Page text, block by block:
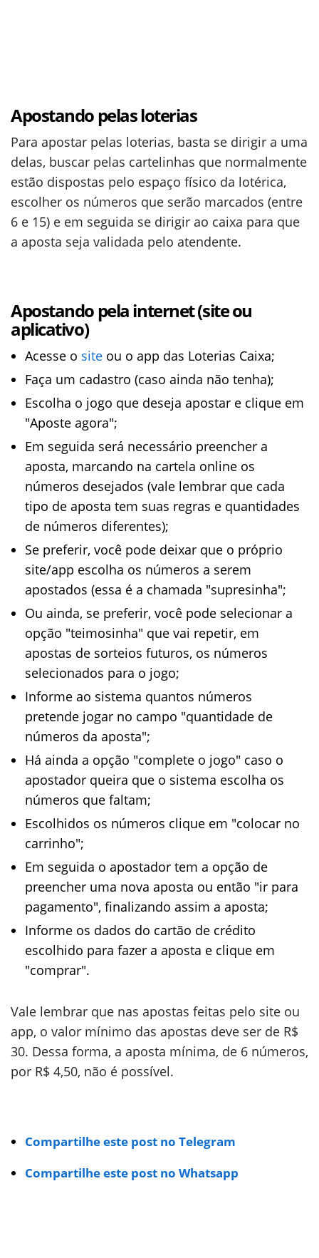
Apostando pelas loterias
Para apostar pelas loterias, basta se dirigir a uma
delas, buscar pelas cartelinhas que normalmente
estão dispostas pelo espaço físico da lotérica,
escolher os números que serão marcados (entre
6 e 15) e em seguida se dirigir ao caixa para que
a aposta seja validada pelo atendente.
Apostando pela internet (site ou
aplicativo)
Acesse o site ou o app das Loterias Caixa;
Faça um cadastro (caso ainda não tenha);
Escolha o jogo que deseja apostar e clique em
"Aposte agora";
Em seguida será necessário preencher a
aposta, marcando na cartela online os
números desejados (vale lembrar que cada
tipo de aposta tem suas regras e quantidades
de números diferentes);
Se preferir, você pode deixar que o próprio
site/app escolha os números a serem
apostados (essa é a chamada "supresinha";
Ou ainda, se preferir, você pode selecionar a
opção "teimosinha" que vai repetir, em
apostas de sorteios futuros, os números
selecionados para o jogo;
Informe ao sistema quantos números
pretende jogar no campo "quantidade de
números da aposta";
Há ainda a opção "complete o jogo" caso o
apostador queira que o sistema escolha os
números que faltam;
Escolhidos os números clique em "colocar no
carrinho";
Em seguida o apostador tem a opção de
preencher uma nova aposta ou então "ir para
pagamento", finalizando assim a aposta;
Informe os dados do cartão de crédito
escolhido para fazer a aposta e clique em
"comprar".
Vale lembrar que nas apostas feitas pelo site ou
app, o valor mínimo das apostas deve ser de R$
30. Dessa forma, a aposta mínima, de 6 números,
por R$ 4,50, não é possível.
Compartilhe este post no Telegram
Compartilhe este post no Whatsapp